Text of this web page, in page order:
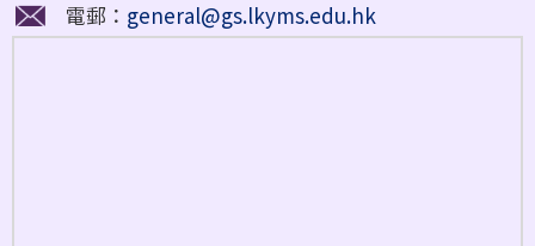
電郵： general@gs.lkyms.edu.hk